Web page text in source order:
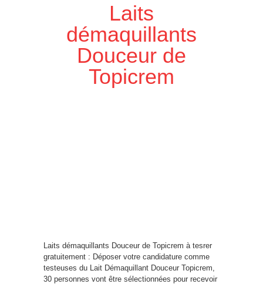
Laits
démaquillants
Douceur de
Topicrem
Laits démaquillants Douceur de Topicrem à tesrer
gratuitement : Déposer votre candidature comme
testeuses du Lait Démaquillant Douceur Topicrem,
30 personnes vont être sélectionnées pour recevoir